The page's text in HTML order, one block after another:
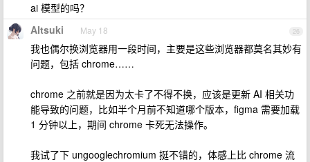
ai 模型的吗？
26
AItsuki May 18
我也偶尔换浏览器用一段时间，主要是这些浏览器都莫名其妙有
问题，包括 chrome……
chrome 之前就是因为太卡了不得不换，应该是更新 AI 相关功
能导致的问题，比如半个月前不知道哪个版本，figma 需要加载
1 分钟以上，期间 chrome 卡死无法操作。
我试了下 ungooglechromium 挺不错的，体感上比 chrome 流